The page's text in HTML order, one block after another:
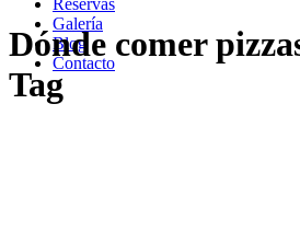
Reservas
Galería
Blog
Contacto
Dónde comer
Tag